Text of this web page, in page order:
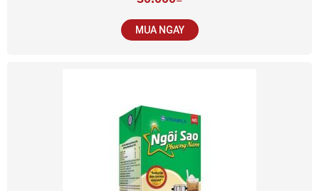
MUA NGAY